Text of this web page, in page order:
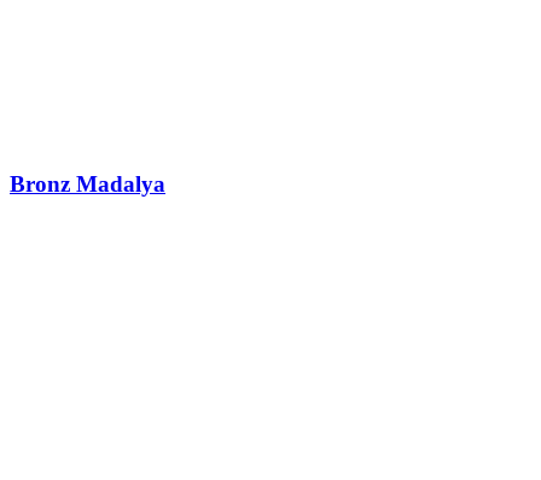
Bronz Madalya